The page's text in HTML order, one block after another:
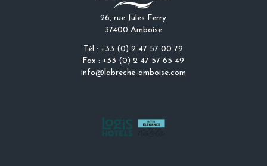
26, rue Jules Ferry
37400 Amboise
Tél : +33 (0) 2 47 57 00 79
Fax : +33 (0) 2 47 57 65 49
info@labreche-amboise.com